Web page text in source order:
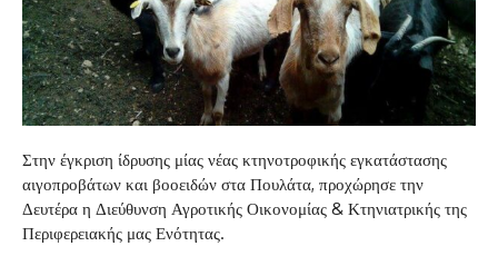
Στην έγκριση ίδρυσης μίας νέας κτηνοτροφικής εγκατάστασης
αιγοπροβάτων και βοοειδών στα Πουλάτα, προχώρησε την
Δευτέρα η Διεύθυνση Αγροτικής Οικονομίας & Κτηνιατρικής της
Περιφερειακής μας Ενότητας.